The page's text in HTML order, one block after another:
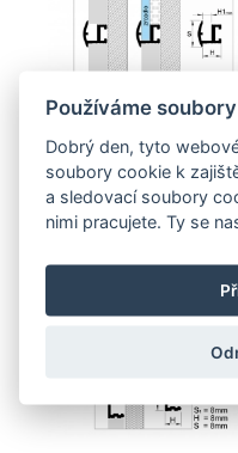
Ozdobný profil pro
zabudování zrcadel -
11mm
96,00 Kč
Používáme
Dobrý den, tyto
soubory cookie k
a sledovací soubory
nimi pracujete. Ty se